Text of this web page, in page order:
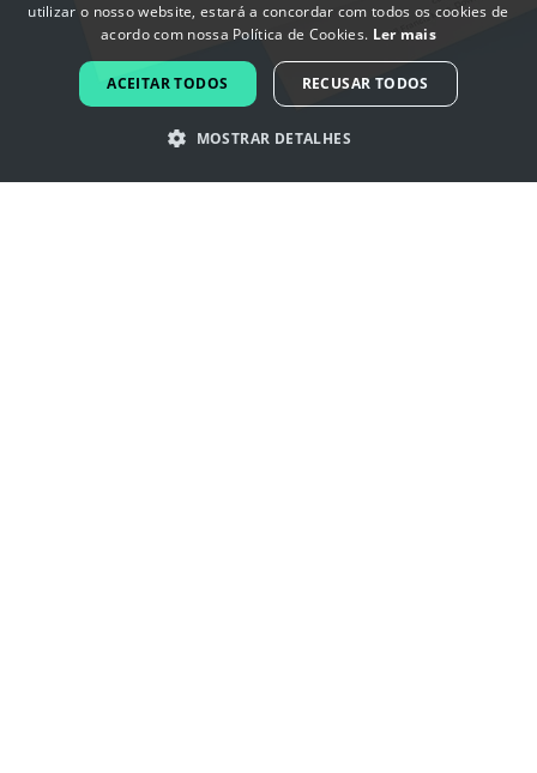
ENGLISH
FRENCH
DUTCH
utilizar o nosso website, estará a concordar com todos os cookies de
acordo com nossa Política de Cookies. Ler mais
ACEITAR TODOS RECUSAR TODOS
MOSTRAR DETALHES